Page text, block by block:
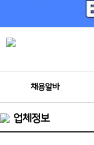
채용알바
업체정보